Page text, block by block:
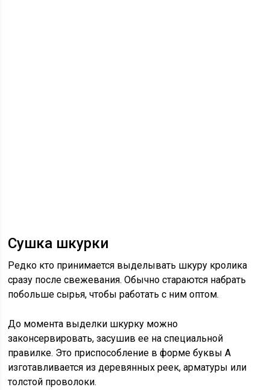
Сушка шкурки
Редко кто принимается выделывать шкуру кролика
сразу после свежевания. Обычно стараются набрать
побольше сырья, чтобы работать с ним оптом.
До момента выделки шкурку можно
законсервировать, засушив ее на специальной
правилке. Это приспособление в форме буквы А
изготавливается из деревянных реек, арматуры или
толстой проволоки.